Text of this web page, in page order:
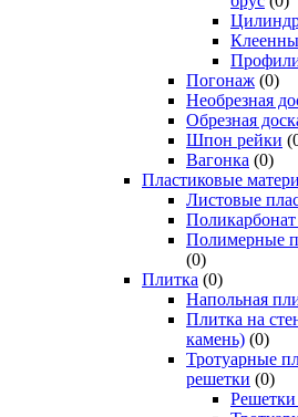
Погонаж (0)
Необрезная
Обрезная
Шпон рейки
Вагонка (0)
Пластиковые
Листовые
Поликарбонат
Полимерные
(0)
Плитка (0)
Напольная
Плитка на
камень) (0)
Тротуарные
решетки (0)